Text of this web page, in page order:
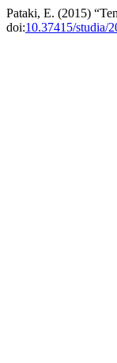
Pataki, E. (2015)
doi:10.37415/studia/